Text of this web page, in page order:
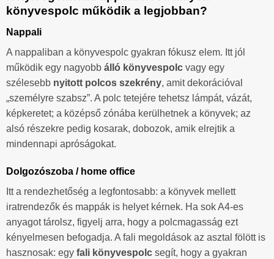
könyvespolc működik a legjobban?
Nappali
A nappaliban a könyvespolc gyakran fókusz elem. Itt jól
működik egy nagyobb álló könyvespolc vagy egy
szélesebb nyitott polcos szekrény, amit dekorációval
„személyre szabsz”. A polc tetejére tehetsz lámpát, vázát,
képkeretet; a középső zónába kerülhetnek a könyvek; az
alsó részekre pedig kosarak, dobozok, amik elrejtik a
mindennapi apróságokat.
Dolgozószoba / home office
Itt a rendezhetőség a legfontosabb: a könyvek mellett
iratrendezők és mappák is helyet kérnek. Ha sok A4-es
anyagot tárolsz, figyelj arra, hogy a polcmagasság ezt
kényelmesen befogadja. A fali megoldások az asztal fölött is
hasznosak: egy fali könyvespolc segít, hogy a gyakran